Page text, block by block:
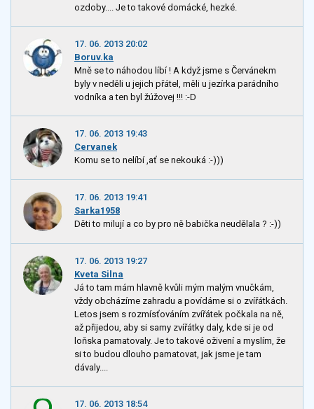
ozdoby.... Je to takové domácké, hezké.
17. 06. 2013 20:02
Boruv.ka
Mně se to náhodou líbí ! A když jsme s Červánekm
byly v neděli u jejich přátel, měli u jezírka parádního
vodníka a ten byl žúžovej !!! :-D
17. 06. 2013 19:43
Cervanek
Komu se to nelíbí ,ať se nekouká :-)))
17. 06. 2013 19:41
Sarka1958
Děti to milují a co by pro ně babička neudělala ? :-))
17. 06. 2013 19:27
Kveta Silna
Já to tam mám hlavně kvůli mým malým vnučkám,
vždy obcházíme zahradu a povídáme si o zvířátkách.
Letos jsem s rozmísťováním zvířátek počkala na ně,
až přijedou, aby si samy zvířátky daly, kde si je od
loňska pamatovaly. Je to takové oživení a myslím, že
si to budou dlouho pamatovat, jak jsme je tam
dávaly....
17. 06. 2013 18:54